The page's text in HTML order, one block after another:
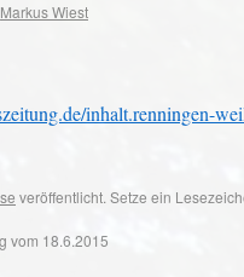
Markus Wiest
inhalt.renningen-
veröffentlicht. Setze ein
vom 18.6.2015